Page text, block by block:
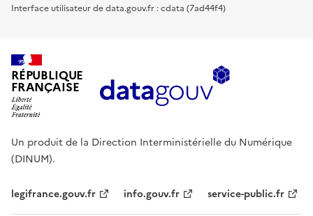
Interface utilisateur de data.gouv.fr : cdata (7ad44f4)
RÉPUBLIQUE
FRANÇAISE
Un produit de la Direction Interministérielle du Numérique
(DINUM).
legifrance.gouv.fr info.gouv.fr service-public.fr